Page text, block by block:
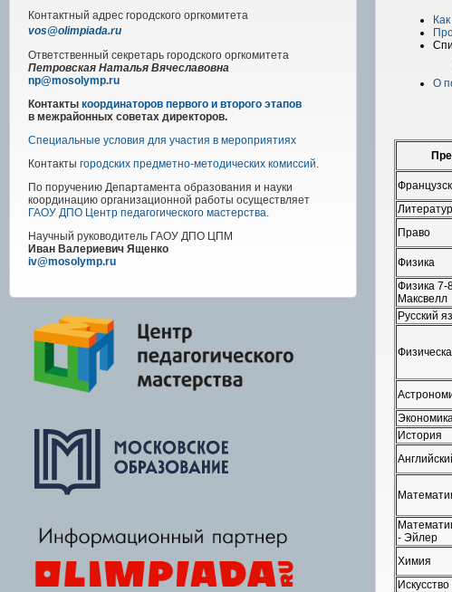
Контактный адрес городского оргкомитета
vos@olimpiada.ru
Ответственный секретарь городского оргкомитета
Петровская Наталья Вячеславовна
np@mosolymp.ru
Контакты координаторов первого и второго этапов
в межрайонных советах директоров.
Специальные условия для участия в мероприятиях
Контакты городских предметно-методических комиссий.
По поручению Департамента образования и науки
координацию организационной работы осуществляет
ГАОУ ДПО Центр педагогического мастерства.
Научный руководитель ГАОУ ДПО ЦПМ
Иван Валериевич Ященко
iv@mosolymp.ru
О
Право
Физика
Физика 7-
Максвелл
Русский
История
- Эйлер
Химия